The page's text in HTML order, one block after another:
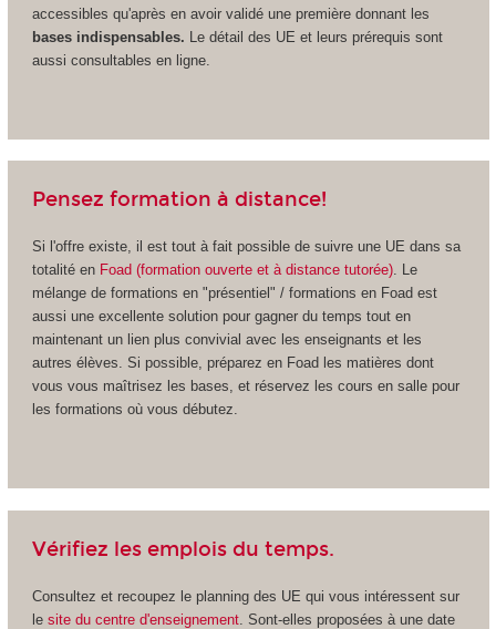
accessibles qu'après en avoir validé une première donnant les
bases indispensables. Le détail des UE et leurs prérequis sont
aussi consultables en ligne.
Pensez formation à distance!
Si l'offre existe, il est tout à fait possible de suivre une UE dans sa
totalité en Foad (formation ouverte et à distance tutorée). Le
mélange de formations en "présentiel" / formations en Foad est
aussi une excellente solution pour gagner du temps tout en
maintenant un lien plus convivial avec les enseignants et les
autres élèves. Si possible, préparez en Foad les matières dont
vous vous maîtrisez les bases, et réservez les cours en salle pour
les formations où vous débutez.
Vérifiez les emplois du temps.
Consultez et recoupez le planning des UE qui vous intéressent sur
le site du centre d'enseignement. Sont-elles proposées à une date